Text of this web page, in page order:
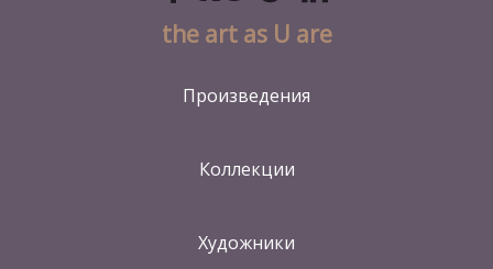
the art as U are
Произведения
Коллекции
Художники